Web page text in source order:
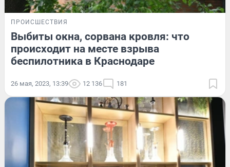
ПРОИСШЕСТВИЯ
Выбиты окна, сорвана кровля: что
происходит на месте взрыва
беспилотника в Краснодаре
26 мая, 2023, 13:39 12 136 181